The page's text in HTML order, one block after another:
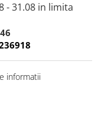
- 31.08 in limita
informatii